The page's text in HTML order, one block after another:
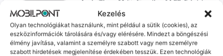
Kezelés
Olyan technológiákat használunk, mint például a sütik (cookies), az
eszközinformációk tárolására és/vagy elérésére. Mindezt a böngészési
élmény javítása, valamint a személyre szabott vagy nem személyre
szabott hirdetések megjelenítése érdekében tesszük. Ezen technológiák
Apple iPhone 11 (jó, független, 64 GB, Fekete)
Frissen feltöltve, csapj le rá!
Akkumulátor: 100%
59 990Ft